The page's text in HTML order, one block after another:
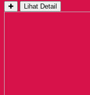
✚ Lihat Detail